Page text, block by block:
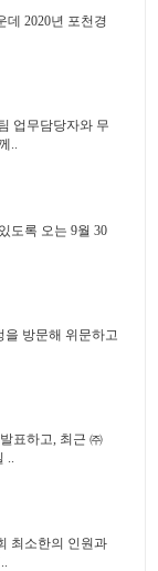
데 2020년 포천경
업무담당자와 무
..
도록 오는 9월 30
을 방문해 위문하고
표하고, 최근 ㈜
..
최소한의 인원과